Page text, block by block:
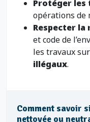
Protéger les
opérations de
Respecter
et code de
les travaux
illégaux.
Comment savoir
nettoyée ou